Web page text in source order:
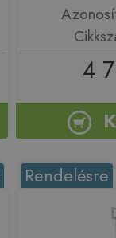
4
Rendelésre